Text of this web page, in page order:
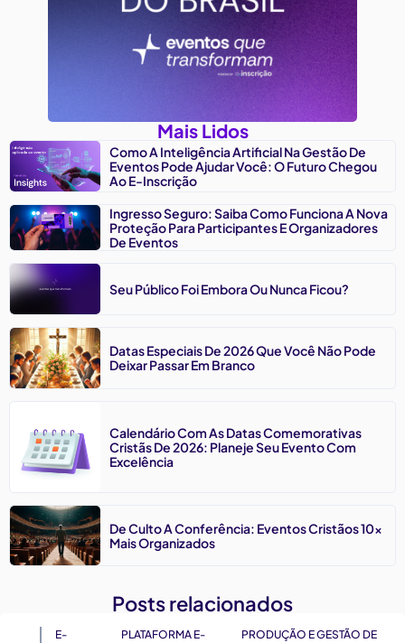
Mais Lidos
Como A Inteligência Artificial Na Gestão De
Eventos Pode Ajudar Você: O Futuro Chegou
Ao E-Inscrição
Ingresso Seguro: Saiba Como Funciona A Nova
Proteção Para Participantes E Organizadores
De Eventos
Seu Público Foi Embora Ou Nunca Ficou?
Datas Especiais De 2026 Que Você Não Pode
Deixar Passar Em Branco
Calendário Com As Datas Comemorativas
Cristãs De 2026: Planeje Seu Evento Com
Excelência
De Culto A Conferência: Eventos Cristãos 10x
Mais Organizados
Posts relacionados
E-
PLATAFORMA E-
PRODUÇÃO E GESTÃO DE